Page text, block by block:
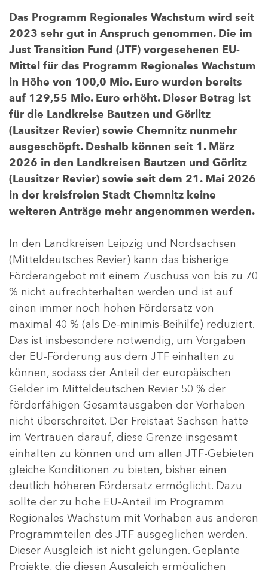
Das Programm Regionales Wachstum wird seit
2023 sehr gut in Anspruch genommen. Die im
Just Transition Fund (JTF) vorgesehenen EU-
Mittel für das Programm Regionales Wachstum
in Höhe von 100,0 Mio. Euro wurden bereits
auf 129,55 Mio. Euro erhöht. Dieser Betrag ist
für die Landkreise Bautzen und Görlitz
(Lausitzer Revier) sowie Chemnitz nunmehr
ausgeschöpft. Deshalb können seit 1. März
2026 in den Landkreisen Bautzen und Görlitz
(Lausitzer Revier) sowie seit dem 21. Mai 2026
in der kreisfreien Stadt Chemnitz keine
weiteren Anträge mehr angenommen werden.
In den Landkreisen Leipzig und Nordsachsen
(Mitteldeutsches Revier) kann das bisherige
Förderangebot mit einem Zuschuss von bis zu 70
% nicht aufrechterhalten werden und ist auf
einen immer noch hohen Fördersatz von
maximal 40 % (als De-minimis-Beihilfe) reduziert.
Das ist insbesondere notwendig, um Vorgaben
der EU-Förderung aus dem JTF einhalten zu
können, sodass der Anteil der europäischen
Gelder im Mitteldeutschen Revier 50 % der
förderfähigen Gesamtausgaben der Vorhaben
nicht überschreitet. Der Freistaat Sachsen hatte
im Vertrauen darauf, diese Grenze insgesamt
einhalten zu können und um allen JTF-Gebieten
gleiche Konditionen zu bieten, bisher einen
deutlich höheren Fördersatz ermöglicht. Dazu
sollte der zu hohe EU-Anteil im Programm
Regionales Wachstum mit Vorhaben aus anderen
Programmteilen des JTF ausgeglichen werden.
Dieser Ausgleich ist nicht gelungen. Geplante
Projekte, die diesen Ausgleich ermöglichen